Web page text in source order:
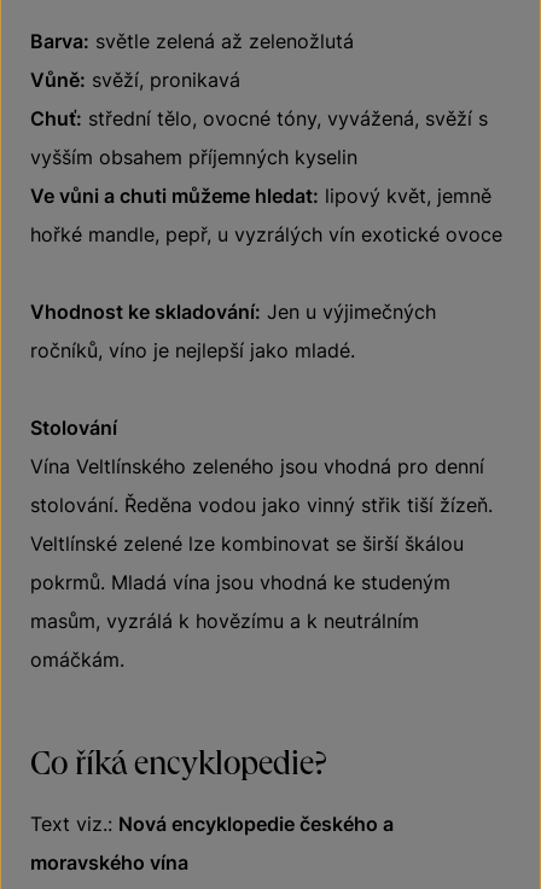
Barva: světle zelená až zelenožlutá
Vůně: svěží, pronikavá
Chuť: střední tělo, ovocné tóny, vyvážená, svěží s
vyšším obsahem příjemných kyselin
Ve vůni a chuti můžeme hledat: lipový květ, jemně
hořké mandle, pepř, u vyzrálých vín exotické ovoce
Vhodnost ke skladování: Jen u výjimečných
ročníků, víno je nejlepší jako mladé.
Stolování
Vína Veltlínského zeleného jsou vhodná pro denní
stolování. Ředěna vodou jako vinný střik tiší žízeň.
Veltlínské zelené lze kombinovat se širší škálou
pokrmů. Mladá vína jsou vhodná ke studeným
masům, vyzrálá k hovězímu a k neutrálním
omáčkám.
Co říká encyklopedie?
Text viz.: Nová encyklopedie českého a
moravského vína